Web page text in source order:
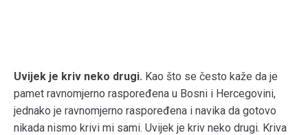
Uvijek je kriv neko drugi. Kao što se često kaže da je
pamet ravnomjerno raspoređena u Bosni i Hercegovini,
jednako je ravnomjerno raspoređena i navika da gotovo
nikada nismo krivi mi sami. Uvijek je kriv neko drugi. Kriva